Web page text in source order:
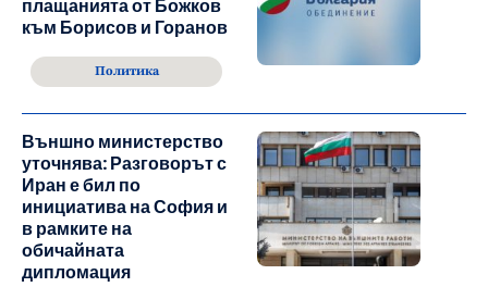
плащанията от Божков
към Борисов и Горанов
Политика
Външно министерство
уточнява: Разговорът с
Иран е бил по
инициатива на София и
в рамките на
обичайната
дипломация